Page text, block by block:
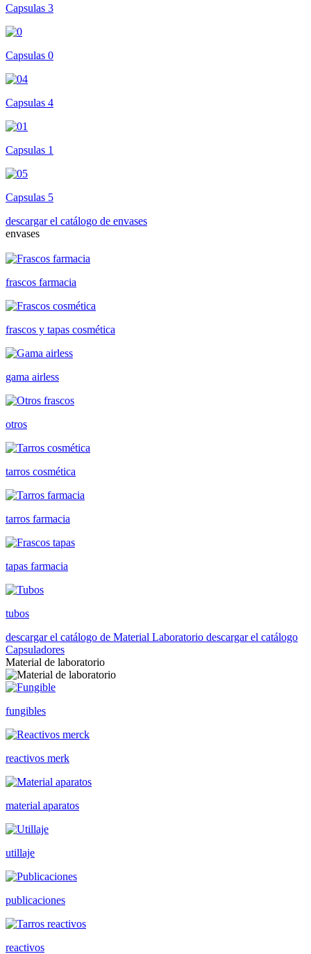
Capsulas 3
Capsulas 0
Capsulas 4
Capsulas 1
Capsulas 5
descargar el catálogo de envases
envases
frascos farmacia
frascos y tapas cosmética
gama airless
otros
tarros cosmética
tarros farmacia
tapas farmacia
tubos
descargar el catálogo de Material Laboratorio descargar el catálogo
Capsuladores
Material de laboratorio
fungibles
reactivos merk
material aparatos
utillaje
publicaciones
reactivos